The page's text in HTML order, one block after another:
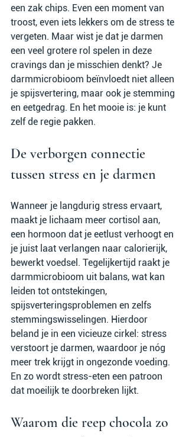
een zak chips. Even een moment van
troost, even iets lekkers om de stress te
vergeten. Maar wist je dat je darmen
een veel grotere rol spelen in deze
cravings dan je misschien denkt? Je
darmmicrobioom beïnvloedt niet alleen
je spijsvertering, maar ook je stemming
en eetgedrag. En het mooie is: je kunt
zelf de regie pakken.
De verborgen connectie
tussen stress en je darmen
Wanneer je langdurig stress ervaart,
maakt je lichaam meer cortisol aan,
een hormoon dat je eetlust verhoogt en
je juist laat verlangen naar calorierijk,
bewerkt voedsel. Tegelijkertijd raakt je
darmmicrobioom uit balans, wat kan
leiden tot ontstekingen,
spijsverteringsproblemen en zelfs
stemmingswisselingen. Hierdoor
beland je in een vicieuze cirkel: stress
verstoort je darmen, waardoor je nóg
meer trek krijgt in ongezonde voeding.
En zo wordt stress-eten een patroon
dat moeilijk te doorbreken lijkt.
Waarom die reep chocola zo